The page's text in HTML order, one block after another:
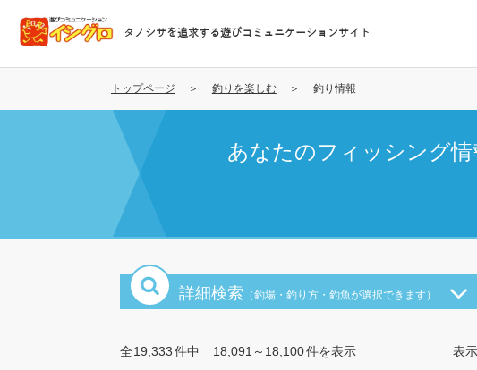
コ
テ
タノシサを追求する遊びコミュニケーションサイト
トップページ 釣りを楽しむ 釣り情報
あなたのフィッシング情
詳細検索 （釣場・釣り方・釣魚が選択できます）
全19,333件中 18,091～18,100件を表示 表